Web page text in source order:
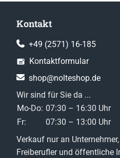
Kontakt
+49 (2571) 16-185
Kontaktformular
shop@nolteshop.de
Wir sind für Sie da ...
Mo-Do: 07:30 – 16:30 Uhr
Fr:
07:30 – 13:00 Uhr
Verkauf nur an
Freiberufler und öffentliche